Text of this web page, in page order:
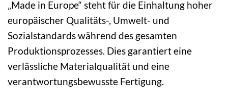
„Made in Europe“ steht für die Einhaltung hoher
europäischer Qualitäts-, Umwelt- und
Sozialstandards während des gesamten
Produktionsprozesses. Dies garantiert eine
verlässliche Materialqualität und eine
verantwortungsbewusste Fertigung.